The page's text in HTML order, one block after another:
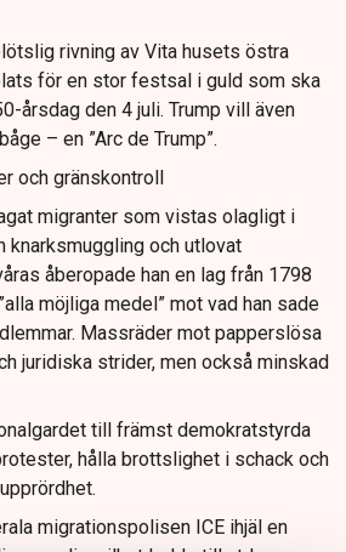
rivning av Vita husets östra
för en stor festsal i guld som ska
årsdag den 4 juli. Trump vill även
– en ”Arc de Trump”.
och gränskontroll
migranter som vistas olagligt i
knarksmuggling och utlovat
åberopade han en lag från 1798
möjliga medel” mot vad han sade
Massräder mot papperslösa
juridiska strider, men också minskad
till främst demokratstyrda
hålla brottslighet i schack och
migrationspolisen ICE ihjäl en